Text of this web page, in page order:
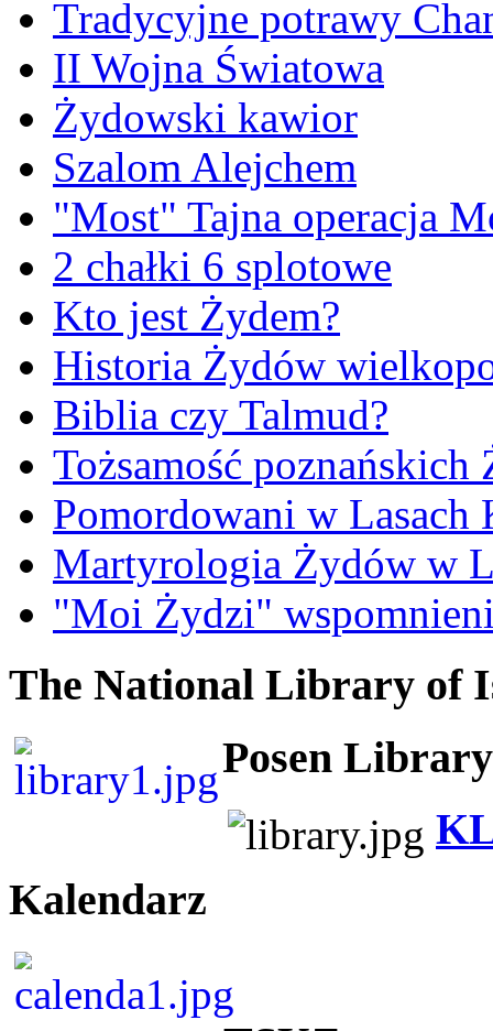
Tradycyjne potrawy
II Wojna Światowa
Żydowski kawior
Szalom Alejchem
"Most" Tajna operacja
2 chałki 6 splotowe
Kto jest Żydem?
Historia Żydów
Biblia czy Talmud?
Tożsamość poznańskich
Pomordowani w Lasach
Martyrologia Żydów w
"Moi Żydzi"
The National Library of
Posen Library
Kalendarz